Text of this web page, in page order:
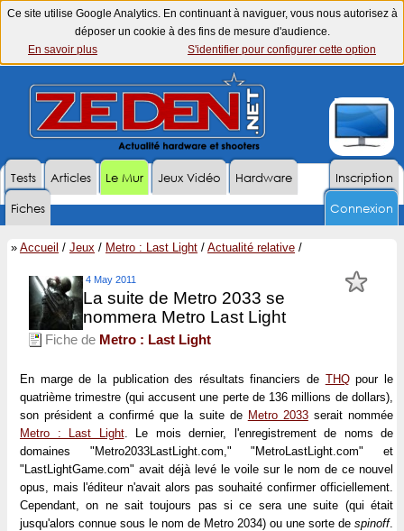
Ce site utilise Google Analytics. En continuant à naviguer, vous nous autorisez à
déposer un cookie à des fins de mesure d'audience.
En savoir plus
S'identifier pour configurer cette option
Inscription
Tests Articles Le Mur Jeux Vidéo
Hardware
Fiches
Connexion
» Accueil / Jeux / Metro : Last Light / Actualité relative /
4 May 2011
La suite de Metro 2033 se
nommera Metro Last Light
Fiche de Metro : Last Light
En marge de la publication des résultats financiers de THQpour le
quatrième trimestre (qui accusent une perte de 136 millions de dollars),
son président a confirmé que la suite de Metro 2033serait nommée
Metro : Last Light. Le mois dernier, l'enregistrement de noms de
domaines "Metro2033LastLight.com," "MetroLastLight.com" et
"LastLightGame.com" avait déjà levé le voile sur le nom de ce nouvel
opus, mais l'éditeur n'avait alors pas souhaité confirmer officiellement.
Cependant, on ne sait toujours pas si ce sera une suite (qui était
jusqu'alors connue sous le nom de Metro 2034) ou une sorte de spinoff.